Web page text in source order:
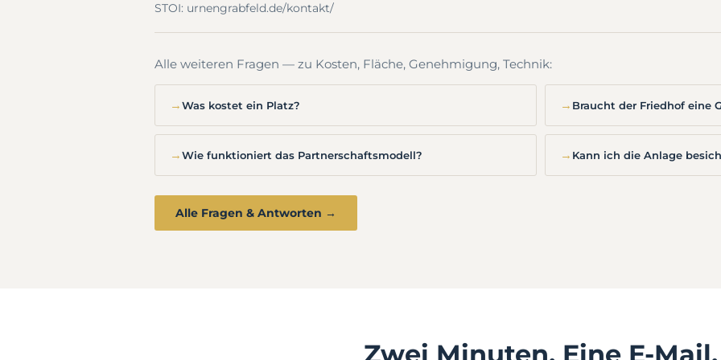
STOI: urnengrabfeld.de/kontakt/
Alle weiteren Fragen — zu Kosten, Fläche, Genehmigung, Technik:
→Was kostet ein Platz? → Braucht der Friedhof eine
→Wie funktioniert das Partnerschaftsmodell? → Kann ich die Anlage
Alle Fragen & Antworten →